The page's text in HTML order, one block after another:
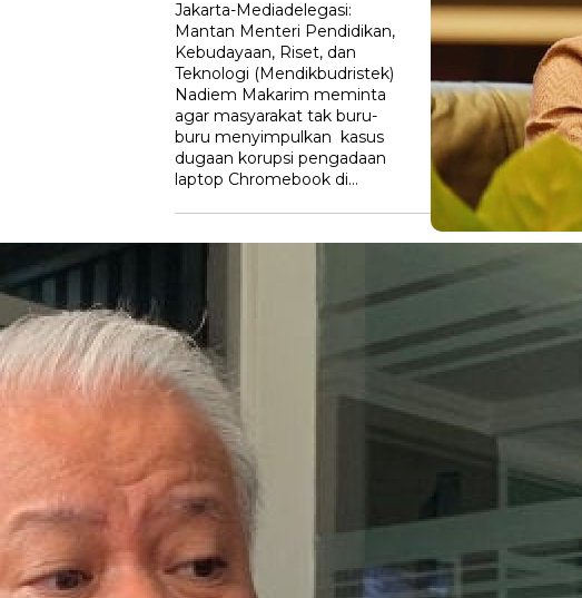
Jakarta-Mediadelegasi:
Mantan Menteri Pendidikan,
Kebudayaan, Riset, dan
Teknologi (Mendikbudristek)
Nadiem Makarim meminta
agar masyarakat tak buru-
buru menyimpulkan kasus
dugaan korupsi pengadaan
laptop Chromebook di…